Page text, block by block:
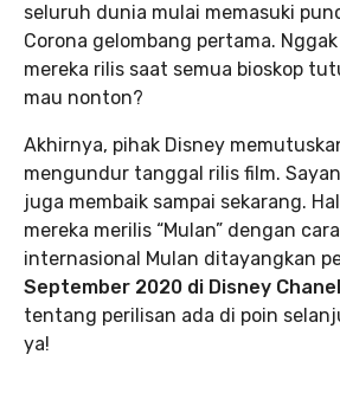
seluruh dunia mulai memasuki
Corona gelombang pertama.
mereka rilis saat semua bioskop
mau nonton?
Akhirnya, pihak Disney
mengundur tanggal rilis film.
juga membaik sampai sekarang.
mereka merilis “Mulan” dengan
internasional Mulan ditayangkan
September 2020 di Disney
tentang perilisan ada di poin
ya!